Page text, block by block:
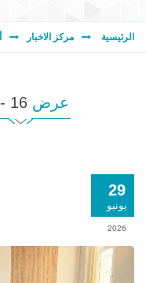
الرئيسية مركز الاخبار
عرض16 - 30
29
يونيو
2026